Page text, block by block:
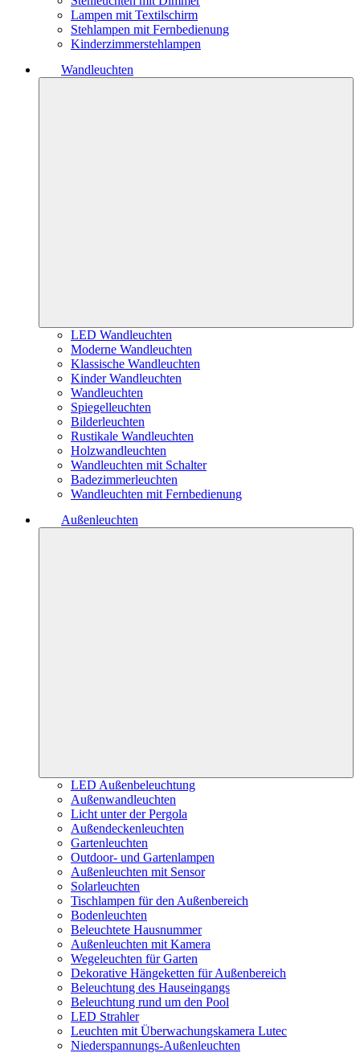
Lampen mit Textilschirm
Stehlampen mit Fernbedienung
Kinderzimmerstehlampen
Wandleuchten
LED Wandleuchten
Moderne Wandleuchten
Klassische Wandleuchten
Kinder Wandleuchten
Wandleuchten
Spiegelleuchten
Bilderleuchten
Rustikale Wandleuchten
Holzwandleuchten
Wandleuchten mit Schalter
Badezimmerleuchten
Wandleuchten mit Fernbedienung
Außenleuchten
LED Außenbeleuchtung
Außenwandleuchten
Licht unter der Pergola
Außendeckenleuchten
Gartenleuchten
Outdoor- und Gartenlampen
Außenleuchten mit Sensor
Solarleuchten
Tischlampen für den Außenbereich
Bodenleuchten
Beleuchtete Hausnummer
Außenleuchten mit Kamera
Wegeleuchten für Garten
Dekorative Hängeketten für Außenbereich
Beleuchtung des Hauseingangs
Beleuchtung rund um den Pool
LED Strahler
Leuchten mit Überwachungskamera Lutec
Niederspannungs-Außenleuchten